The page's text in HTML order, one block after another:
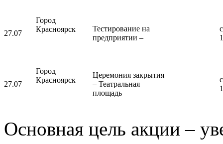
27.07
Город
Красноярск
Тестирование на
предприятии –
27.07
Город
Красноярск
Церемония закрытия
– Театральная
площадь
Основная цель акции –